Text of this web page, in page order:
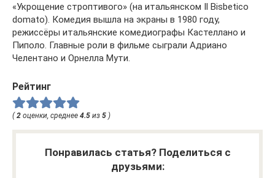
«Укрощение строптивого» (на итальянском Il Bisbetico
domato). Комедия вышла на экраны в 1980 году,
режиссёры итальянские комедиографы Кастеллано и
Пиполо. Главные роли в фильме сыграли Адриано
Челентано и Орнелла Мути.
Рейтинг
(2 оценки, среднее 4.5 из 5 )
Понравилась статья? Поделиться с
друзьями: